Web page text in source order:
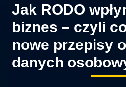
Jak RODO
biznes – czyli
nowe przepisy
danych